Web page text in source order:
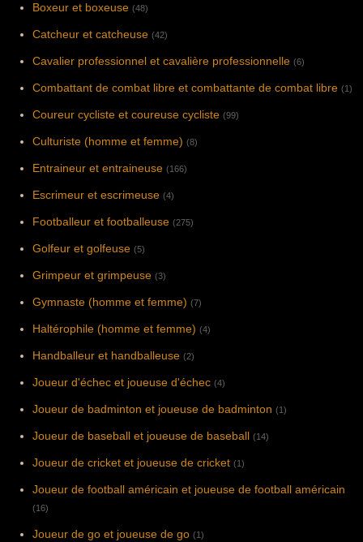
Boxeur et boxeuse (48)
Catcheur et catcheuse (42)
Cavalier professionnel et cavalière professionnelle (6)
Combattant de combat libre et combattante de combat libre (1)
Coureur cycliste et coureuse cycliste (99)
Culturiste (homme et femme) (8)
Entraineur et entraineuse (166)
Escrimeur et escrimeuse (4)
Footballeur et footballeuse (275)
Golfeur et golfeuse (5)
Grimpeur et grimpeuse (3)
Gymnaste (homme et femme) (7)
Haltérophile (homme et femme) (4)
Handballeur et handballeuse (2)
Joueur d'échec et joueuse d'échec (4)
Joueur de badminton et joueuse de badminton (1)
Joueur de baseball et joueuse de baseball (14)
Joueur de cricket et joueuse de cricket (1)
Joueur de football américain et joueuse de football américain
(16)
Joueur de go et joueuse de go (1)